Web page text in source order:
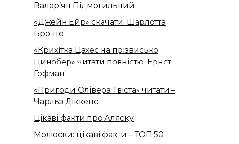
Валер’ян Підмогильний
«Джейн Ейр» скачати. Шарлотта
Бронте
«Крихітка Цахес на прізвисько
Цинобер» читати повністю. Ернст
Гофман
«Пригоди Олівера Твіста» читати –
Чарльз Діккенс
Цікаві факти про Аляску
Молюски: цікаві факти – ТОП 50